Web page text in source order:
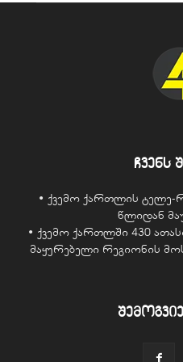
ჩვენს
• ქვემო ქართლის ტელე-
წლიდან
• ქვემო ქართლში 430
მაყურებელი რეგიონის